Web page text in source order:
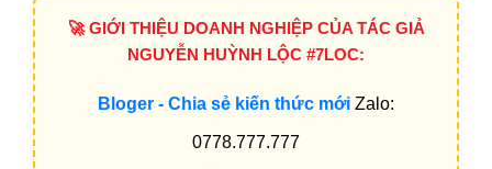
🚀 GIỚI THIỆU DOANH NGHIỆP CỦA TÁC GIẢ
NGUYỄN HUỲNH LỘC #7LOC:
Bloger - Chia sẻ kiến thức mới Zalo:
0778.777.777